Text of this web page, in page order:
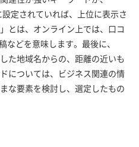
定されていれば、上位に表示さ
とは、オンライン上では、口コ
などを意味します。最後に、
た地域名からの、距離の近いも
については、ビジネス関連の情
な要素を検討し、選定したもの